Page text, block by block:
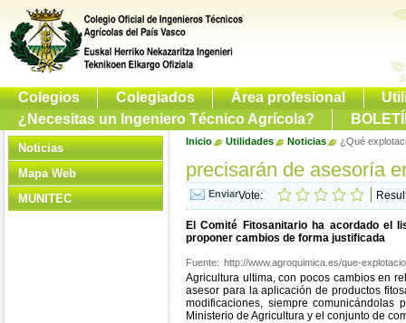
Colegios Colegiados Área profesional
¿Necesitas un Ingeniero Técnico Agrícola?
Noticias
Mapa Web
MUNITEC
Inicio Utilidades Noticias ¿Qué
precisarán de asesoría
Vote:
El Comité Fitosanitario ha acordado el
proponer cambios de forma justificada
Fuente: http://www.agroquimica.es/que-
Agricultura ultima, con pocos cambios en
asesor para la aplicación de productos
modificaciones, siempre
Ministerio de Agricultura y el conjunto de